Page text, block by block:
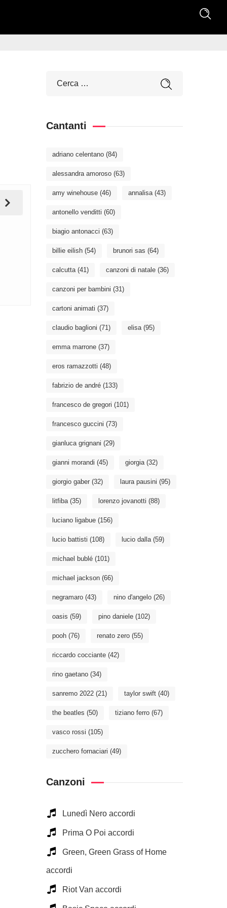
Cantanti
adriano celentano (84)
alessandra amoroso (63)
amy winehouse (46) annalisa(43)
antonello venditti (60)
biagio antonacci (63)
billie eilish (54) brunori sas (64)
calcutta(41) canzoni di natale (36)
canzoni per bambini (31)
cartoni animati (37)
claudio baglioni (71) elisa(95)
emma marrone (37)
eros ramazzotti (48)
fabrizio de andré (133)
francesco de gregori (101)
francesco guccini (73)
gianluca grignani (29)
gianni morandi (45) giorgia(32)
giorgio gaber (32) laura pausini (95)
litfiba(35) lorenzo jovanotti (88)
luciano ligabue (156)
lucio battisti (108) lucio dalla(59)
michael bublé (101)
michael jackson (66)
negramaro (43) nino d'angelo (26)
oasis (59) pino daniele (102)
pooh (76) renato zero (55)
riccardo cocciante (42)
rino gaetano (34)
sanremo 2022 (21) taylor swift (40)
the beatles (50) tiziano ferro (67)
vasco rossi (105)
zucchero fornaciari (49)
Canzoni
Lunedì Nero accordi
Prima O Poi accordi
Green, Green Grass of Home
accordi
Riot Van accordi